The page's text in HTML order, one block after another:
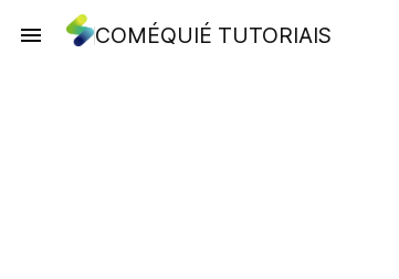
COMÉQUIÉ TUTORIAIS